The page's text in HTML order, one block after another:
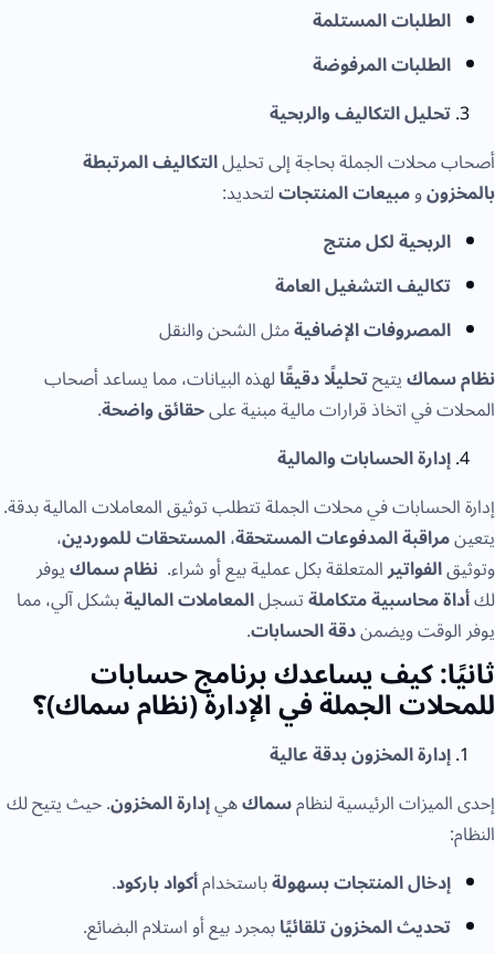
الطلبات المستلمة
الطلبات المرفوضة
تحليل التكاليف والربحية
أصحاب محلات الجملة بحاجة إلى تحليلالتكاليف المرتبطة
بالمخزونومبيعات المنتجاتلتحديد:
الربحية لكل منتج
تكاليف التشغيل العامة
المصروفات الإضافيةمثل الشحن والنقل
نظام سماكيتيحتحليلًا دقيقًالهذه البيانات، مما يساعد أصحاب
المحلات في اتخاذ قرارات مالية مبنية علىحقائق واضحة.
إدارة الحسابات والمالية
إدارة الحسابات في محلات الجملة تتطلب توثيق المعاملات المالية بدقة.
يتعينمراقبة المدفوعات المستحقة،المستحقات للموردين،
وتوثيقالفواتيرالمتعلقة بكل عملية بيع أو شراء. نظام سماكيوفر
لكأداة محاسبية متكاملةتسجلالمعاملات الماليةبشكل آلي، مما
يوفر الوقت ويضمندقة الحسابات.
ثانيًا: كيف يساعدك برنامج حسابات
للمحلات الجملة في الإدارة (نظام سماك)؟
إدارة المخزون بدقة عالية
إحدى الميزات الرئيسية لنظامسماكهيإدارة المخزون. حيث يتيح لك
النظام:
إدخال المنتجات بسهولةباستخدامأكواد باركود.
تحديث المخزون تلقائيًابمجرد بيع أو استلام البضائع.